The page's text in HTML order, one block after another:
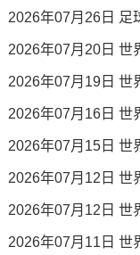
2026年07月26日 足
2026年07月20日 世
2026年07月19日 世
2026年07月16日 世
2026年07月15日 世
2026年07月12日 世
2026年07月12日 世
2026年07月11日 世